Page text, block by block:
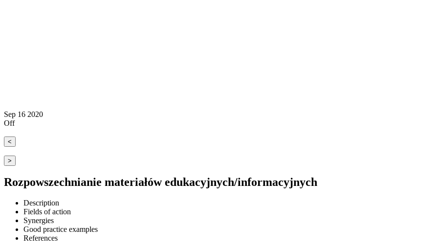
Sep 16 2020
Off
<
>
Rozpowszechnianie materiałów edukacyjnych/informacyjnych
Description
Fields of action
Synergies
Good practice examples
References